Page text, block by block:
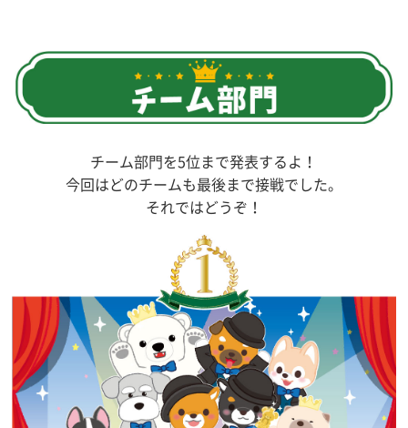
チーム部門を5位まで発表するよ！
今回はどのチームも最後まで接戦でした。
それではどうぞ！